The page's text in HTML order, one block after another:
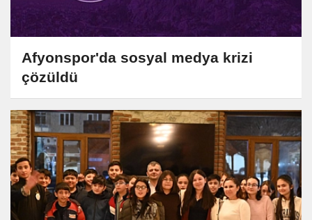
Afyonspor'da sosyal medya krizi
çözüldü